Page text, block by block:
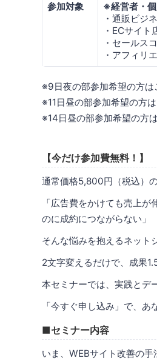
参加対象
※経営者・
・通販ビジ
・ECサイ
・セールス
・アフィリ
※9日夜の部参加希望の方
※11日昼の部参加希望の方
※14日昼の部参加希望の方
【今だけ参加費無料！】
通常価格5,800円（税込）
「広告費をかけても売上
のに成約につながらない」
そんな悩みを抱えるネット
2文字変えるだけで、成果
本セミナーでは、実践とデ
「今すぐ申し込み」で、
■セミナー内容
いま、WEBサイト改善の